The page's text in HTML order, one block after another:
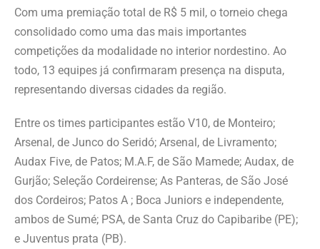
Com uma premiação total de R$ 5 mil, o torneio chega
consolidado como uma das mais importantes
competições da modalidade no interior nordestino. Ao
todo, 13 equipes já confirmaram presença na disputa,
representando diversas cidades da região.
Entre os times participantes estão V10, de Monteiro;
Arsenal, de Junco do Seridó; Arsenal, de Livramento;
Audax Five, de Patos; M.A.F, de São Mamede; Audax, de
Gurjão; Seleção Cordeirense; As Panteras, de São José
dos Cordeiros; Patos A ; Boca Juniors e independente,
ambos de Sumé; PSA, de Santa Cruz do Capibaribe (PE);
e Juventus prata (PB).